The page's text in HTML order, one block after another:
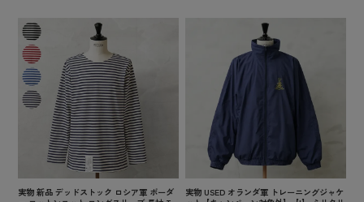
実物 新品 デッドストック ロシア軍 ボーダ
実物 USED オランダ軍 トレーニングジャケ